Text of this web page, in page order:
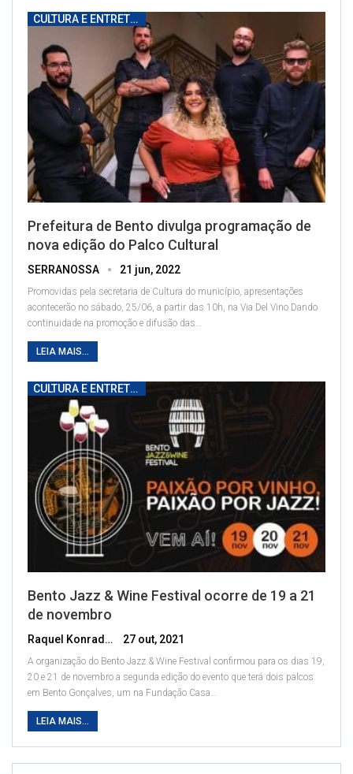
CULTURA E ENTRETENIMENTO
Prefeitura de Bento divulga programação de
nova edição do Palco Cultural
SERRANOSSA 21 jun, 2022
Promovidas pela secretaria de Cultura do município, apresentações
acontecerão no sábado, 25/06, a partir das 10h, na Via Del Vino Dando
continuidade na promoção e difusão das…
LEIA MAIS...
CULTURA E ENTRETENIMENTO
Bento Jazz & Wine Festival ocorre de 19 a 21
de novembro
Raquel Konrad 27 out, 2021
A organização do Bento Jazz & Wine Festival confirmou para os dias 19,
20 e 21 de novembro a segunda edição do evento que terá dois palcos
em Bento Gonçalves, um na Fundação Casa…
LEIA MAIS...